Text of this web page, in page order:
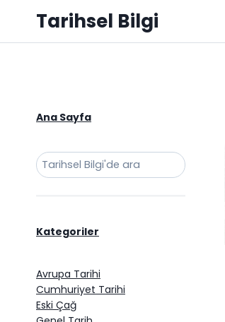
content
Tarihsel Bilgi
Ana Sayfa
Ara
Kategoriler
Avrupa Tarihi
Cumhuriyet Tarihi
Eski Çağ